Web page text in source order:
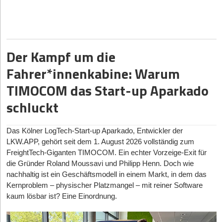
Der rasante Abschluss fügt sich in die bisherige Historie ein: Erst
im April 2026 im Braunschweiger Trafo Hub gegründet, brachte
das Start-up bereits im Juni sein Produkt auf den Markt. Die KI-
inzwischen bundesweit genutzt.
Der Markt, in den Invecorum vorstößt, steht unter Druck.
Steuerkanzleien leiden unter Fachkräftemangel, was den Einsatz
von KI-Assistenten attraktiv macht. Das Branchenproblem: Die
Nutzung etablierter US-Lösungen ist für Berufsträger*innen
riskant, da sie gesetzlich zu strenger Verschwiegenheit
verpflichtet sind. Landen sensible Mandant*innendaten auf
amerikanischen Servern, drohen massive Compliance-
Der Kampf um die
Fahrer*innenkabine: Warum
TIMOCOM das Start-up Aparkado
schluckt
Das Kölner LogTech-Start-up Aparkado, Entwickler der
LKW.APP, gehört seit dem 1. August 2026 vollständig zum
FreightTech-Giganten TIMOCOM. Ein echter Vorzeige-Exit für
die Gründer Roland Moussavi und Philipp Henn. Doch wie
nachhaltig ist ein Geschäftsmodell in einem Markt, in dem das
Kernproblem – physischer Platzmangel – mit reiner Software
kaum lösbar ist? Eine Einordnung.